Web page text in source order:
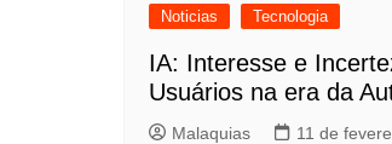
Noticias Tecnologia
IA: Interesse e
Usuários na era da
Malaquias
11 de